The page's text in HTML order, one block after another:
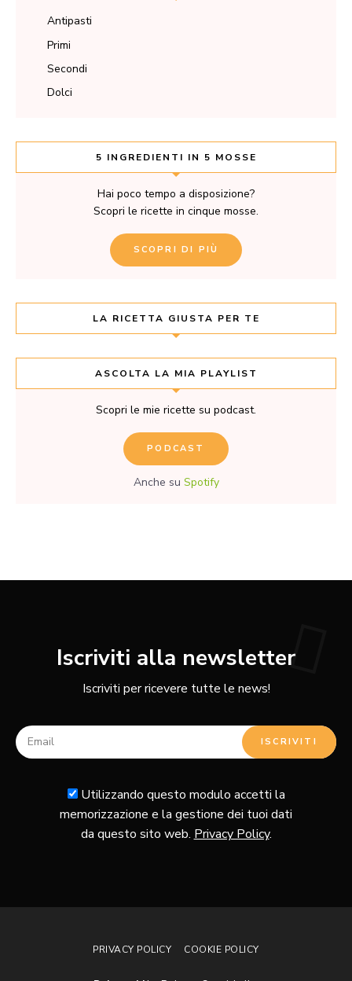
Antipasti
Primi
Secondi
Dolci
5 INGREDIENTI IN 5 MOSSE
Hai poco tempo a disposizione?
Scopri le ricette in cinque mosse.
SCOPRI DI PIÙ
LA RICETTA GIUSTA PER TE
ASCOLTA LA MIA PLAYLIST
Scopri le mie ricette su podcast.
PODCAST
Anche su Spotify
Iscriviti alla newsletter
Iscriviti per ricevere tutte le news!
Utilizzando questo modulo accetti la
memorizzazione e la gestione dei tuoi dati
da questo sito web. Privacy Policy.
PRIVACY POLICY COOKIE POLICY